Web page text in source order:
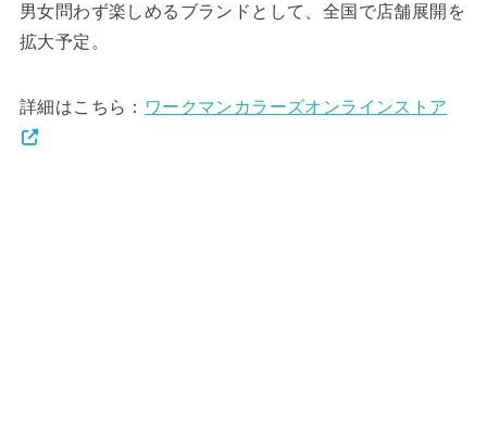
男女問わず楽しめるブランドとして、全国で店舗展開を
拡大予定。
詳細はこちら： ワークマンカラーズオンラインストア